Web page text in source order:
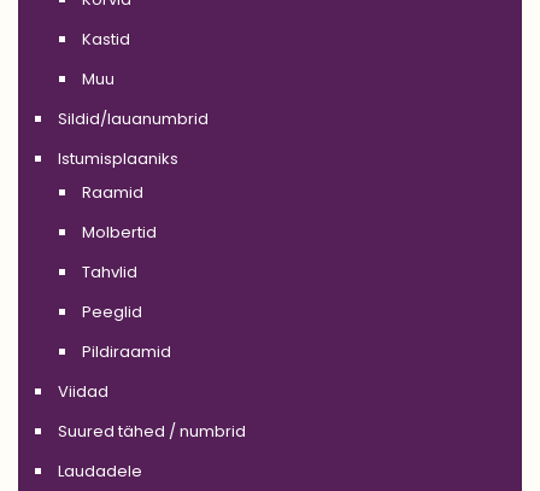
Kastid
Muu
Sildid/lauanumbrid
Istumisplaaniks
Raamid
Molbertid
Tahvlid
Peeglid
Pildiraamid
Viidad
Suured tähed / numbrid
Laudadele